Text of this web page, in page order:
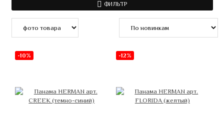
ФИЛЬТР
-10% -12%